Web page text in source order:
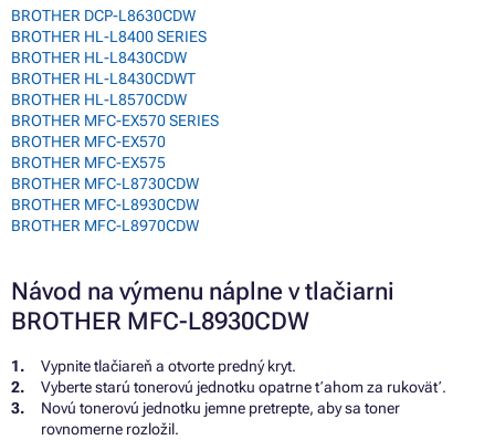
BROTHER DCP-L8630CDW
BROTHER HL-L8400 SERIES
BROTHER HL-L8430CDW
BROTHER HL-L8430CDWT
BROTHER HL-L8570CDW
BROTHER MFC-EX570 SERIES
BROTHER MFC-EX570
BROTHER MFC-EX575
BROTHER MFC-L8730CDW
BROTHER MFC-L8930CDW
BROTHER MFC-L8970CDW
Návod na výmenu náplne v tlačiarni
BROTHER MFC-L8930CDW
Vypnite tlačiareň a otvorte predný kryt.
Vyberte starú tonerovú jednotku opatrne ťahom za rukoväť.
Novú tonerovú jednotku jemne pretrepte, aby sa toner
rovnomerne rozložil.